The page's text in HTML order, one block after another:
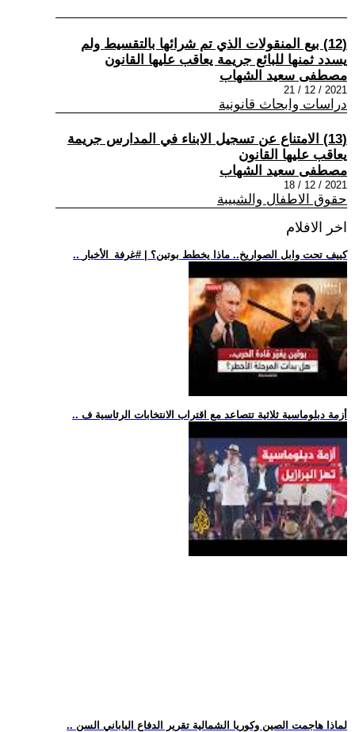
(12) بيع المنقولات الذي تم شرائها بالتقسيط ولم
يسدد ثمنها للبائع جريمة يعاقب عليها القانون
مصطفى سعيد الشهاب
2021 / 12 / 21
دراسات وابحاث قانونية
(13) الامتناع عن تسجيل الابناء في المدارس جريمة
يعاقب عليها القانون
مصطفى سعيد الشهاب
2021 / 12 / 18
حقوق الاطفال والشبيبة
اخر الافلام
.. كييف تحت وابل الصواريخ.. ماذا يخطط بوتين؟ | #غرفة_الأخبار
.. أزمة دبلوماسية ثلاثية تتصاعد مع اقتراب الانتخابات الرئاسية ف
.. لماذا هاجمت الصين وكوريا الشمالية تقرير الدفاع الياباني السن